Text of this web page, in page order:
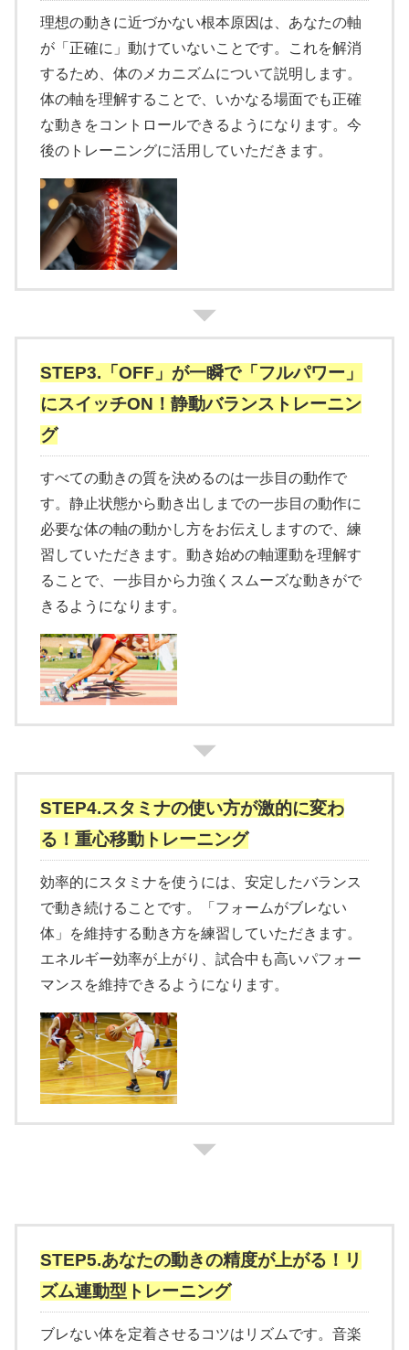
理想の動きに近づかない根本原因は、あなたの軸
が「正確に」動けていないことです。これを解消
するため、体のメカニズムについて説明します。
体の軸を理解することで、いかなる場面でも正確
な動きをコントロールできるようになります。今
後のトレーニングに活用していただきます。
STEP3.「OFF」が一瞬で「フルパワー」
にスイッチON！静動バランストレーニン
グ
すべての動きの質を決めるのは一歩目の動作で
す。静止状態から動き出しまでの一歩目の動作に
必要な体の軸の動かし方をお伝えしますので、練
習していただきます。動き始めの軸運動を理解す
ることで、一歩目から力強くスムーズな動きがで
きるようになります。
STEP4.スタミナの使い方が激的に変わ
る！重心移動トレーニング
効率的にスタミナを使うには、安定したバランス
で動き続けることです。「フォームがブレない
体」を維持する動き方を練習していただきます。
エネルギー効率が上がり、試合中も高いパフォー
マンスを維持できるようになります。
STEP5.あなたの動きの精度が上がる！リ
ズム連動型トレーニング
ブレない体を定着させるコツはリズムです。音楽